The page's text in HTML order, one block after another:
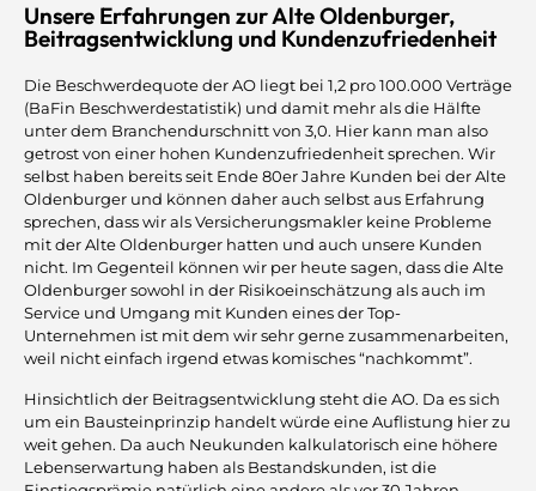
Unsere Erfahrungen zur Alte Oldenburger,
Beitragsentwicklung und Kundenzufriedenheit
Die Beschwerdequote der AO liegt bei 1,2 pro 100.000 Verträge
(BaFin Beschwerdestatistik) und damit mehr als die Hälfte
unter dem Branchendurschnitt von 3,0. Hier kann man also
getrost von einer hohen Kundenzufriedenheit sprechen. Wir
selbst haben bereits seit Ende 80er Jahre Kunden bei der Alte
Oldenburger und können daher auch selbst aus Erfahrung
sprechen, dass wir als Versicherungsmakler keine Probleme
mit der Alte Oldenburger hatten und auch unsere Kunden
nicht. Im Gegenteil können wir per heute sagen, dass die Alte
Oldenburger sowohl in der Risikoeinschätzung als auch im
Service und Umgang mit Kunden eines der Top-
Unternehmen ist mit dem wir sehr gerne zusammenarbeiten,
weil nicht einfach irgend etwas komisches “nachkommt”.
Hinsichtlich der Beitragsentwicklung steht die AO. Da es sich
um ein Bausteinprinzip handelt würde eine Auflistung hier zu
weit gehen. Da auch Neukunden kalkulatorisch eine höhere
Lebenserwartung haben als Bestandskunden, ist die